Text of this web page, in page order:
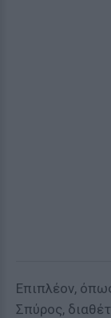
Επιπλέον,
Σπύρος,